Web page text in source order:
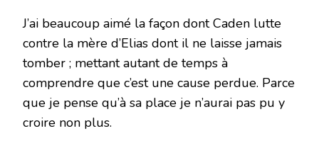
J’ai beaucoup aimé la façon dont Caden lutte
contre la mère d’Elias dont il ne laisse jamais
tomber ; mettant autant de temps à
comprendre que c’est une cause perdue. Parce
que je pense qu’à sa place je n’aurai pas pu y
croire non plus.